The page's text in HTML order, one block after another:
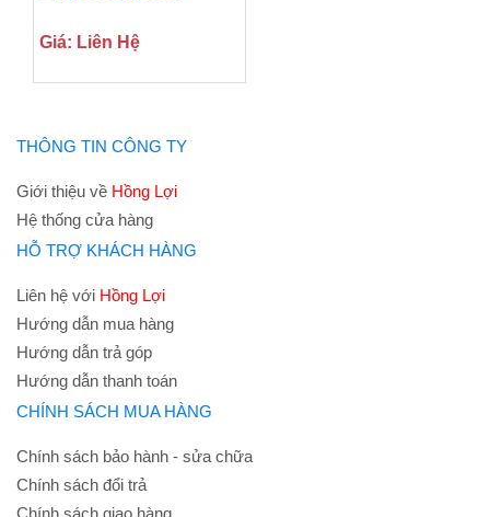
Giá: Liên Hệ
THÔNG TIN CÔNG TY
Giới thiệu về Hồng Lợi
Hệ thống cửa hàng
HỖ TRỢ KHÁCH HÀNG
Liên hệ với Hồng Lợi
Hướng dẫn mua hàng
Hướng dẫn trả góp
Hướng dẫn thanh toán
CHÍNH SÁCH MUA HÀNG
Chính sách bảo hành - sửa chữa
Chính sách đổi trả
Chính sách giao hàng